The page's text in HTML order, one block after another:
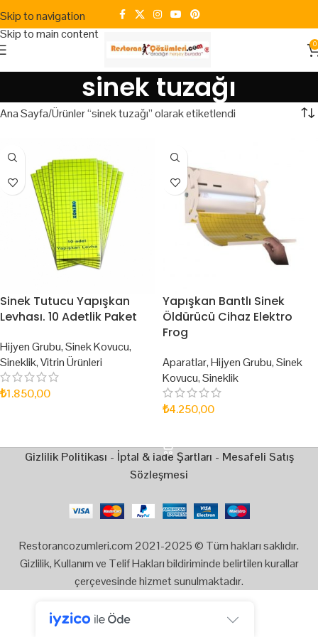
Skip to navigation
Skip to main content
0
sinek tuzağı
Ana Sayfa Ürünler “sinek tuzağı” olarak etiketlendi
Sinek Tutucu Yapışkan
Levhası. 10 Adetlik Paket
Hijyen Grubu,Sinek Kovucu,
Sineklik,Vitrin Ürünleri
₺1.850,00
Yapışkan Bantlı Sinek
Öldürücü Cihaz Elektro
Frog
Aparatlar,Hijyen Grubu,Sinek
Kovucu,Sineklik
₺4.250,00
Gizlilik Politikası - İptal & iade Şartları - Mesafeli Satış
Sözleşmesi
Restorancozumleri.com 2021-2025 © Tüm hakları saklıdır.
Gizlilik, Kullanım ve Telif Hakları bildiriminde belirtilen kurallar
çerçevesinde hizmet sunulmaktadır.